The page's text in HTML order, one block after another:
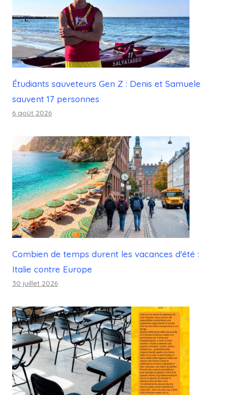
Étudiants sauveteurs Gen Z : Denis et Samuele
sauvent 17 personnes
6 août 2026
Combien de temps durent les vacances d'été :
Italie contre Europe
30 juillet 2026